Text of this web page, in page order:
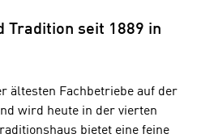
Tradition seit 1889 in
ältesten Fachbetriebe auf der
wird heute in der vierten
bietet eine feine